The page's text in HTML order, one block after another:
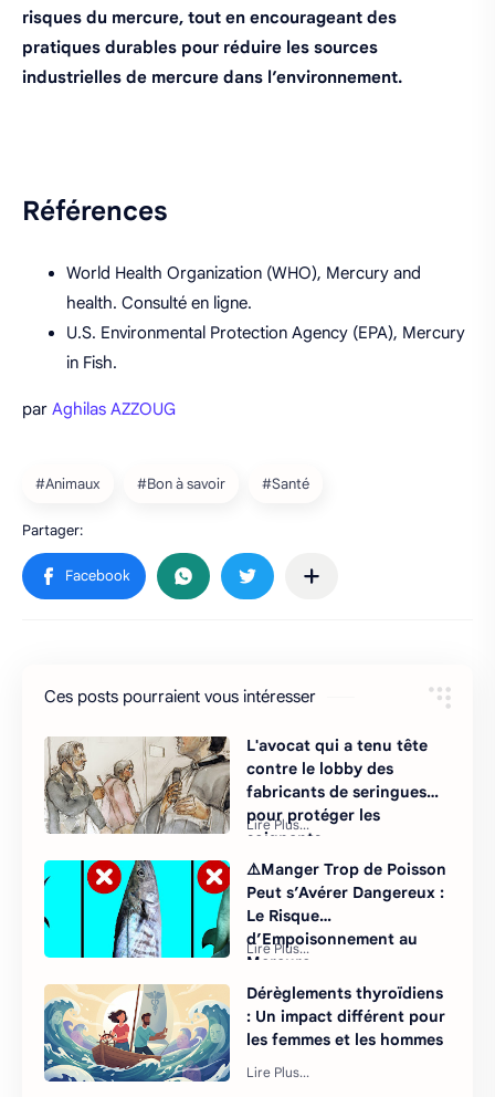
risques du mercure, tout en encourageant des
pratiques durables pour réduire les sources
industrielles de mercure dans l’environnement.
Références
World Health Organization (WHO), Mercury and
health. Consulté en ligne.
U.S. Environmental Protection Agency (EPA), Mercury
in Fish.
par Aghilas AZZOUG
Ces posts pourraient vous intéresser
L'avocat qui a tenu tête
contre le lobby des
fabricants de seringues
pour protéger les
soignants
⚠️Manger Trop de Poisson
Peut s’Avérer Dangereux :
Le Risque
d’Empoisonnement au
Mercure
Dérèglements thyroïdiens
: Un impact différent pour
les femmes et les hommes